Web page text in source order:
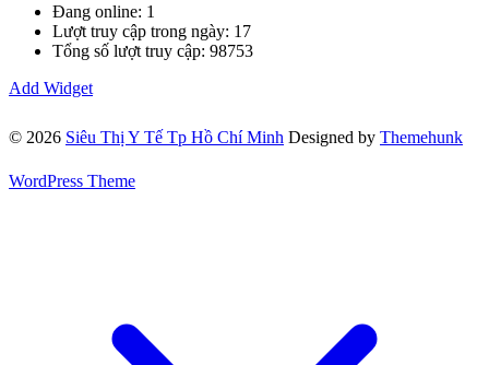
Đang online: 1
Lượt truy cập trong ngày: 17
Tổng số lượt truy cập: 98753
Add Widget
© 2026 Siêu Thị Y Tế Tp Hồ Chí Minh Designed by Themehunk
WordPress Theme